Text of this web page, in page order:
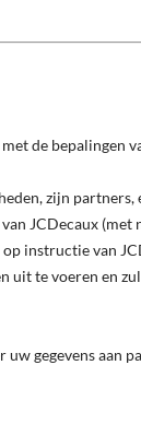
de bepalingen
zijn partners,
JCDecaux (met
instructie van
uit te voeren en
gegevens aan